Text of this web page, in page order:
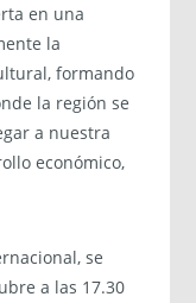
en una
la
formando
la región se
a nuestra
económico,
se
a las 17.30